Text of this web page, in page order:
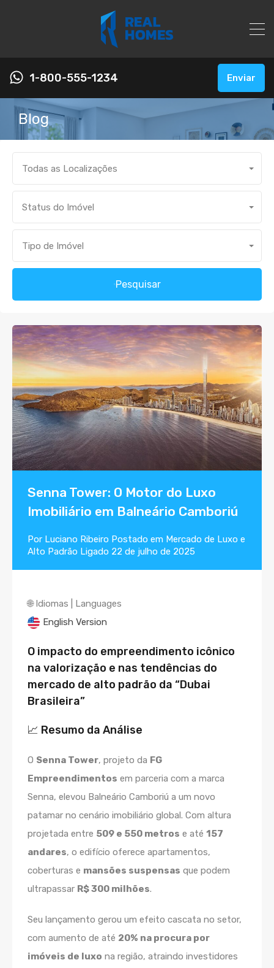
1-800-555-1234 Enviar
Blog
Todas as Localizações
Status do Imóvel
Tipo de Imóvel
Pesquisar
Senna Tower: O Motor do Luxo
Imobiliário em Balneário Camboriú
Por Luciano Ribeiro Postado em Mercado de Luxo e
Alto Padrão Ligado 22 de julho de 2025
🌐 Idiomas | Languages
English Version
O impacto do empreendimento icônico
na valorização e nas tendências do
mercado de alto padrão da “Dubai
Brasileira”
📈 Resumo da Análise
O Senna Tower, projeto da FG
Empreendimentos em parceria com a marca
Senna, elevou Balneário Camboriú a um novo
patamar no cenário imobiliário global. Com altura
projetada entre 509 e 550 metros e até 157
andares, o edifício oferece apartamentos,
coberturas e mansões suspensas que podem
ultrapassar R$ 300 milhões.
Seu lançamento gerou um efeito cascata no setor,
com aumento de até 20% na procura por
imóveis de luxo na região, atraindo investidores